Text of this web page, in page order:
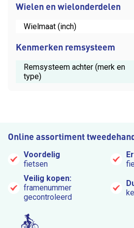
Wielen en wielonderdelen
Wielmaat (inch)
Kenmerken remsysteem
Remsysteem achter (merk en
type)
Online assortiment
Voordelig
fietsen
Veilig kopen:
framenummer
gecontroleerd